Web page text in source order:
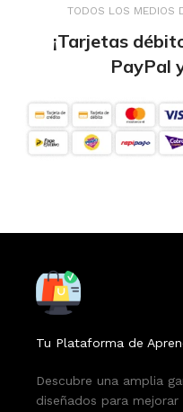
TODOS LOS MEDIOS
¡Tarjetas
PayPal
Tu Plataforma de
Descubre una amplia
diseñados para